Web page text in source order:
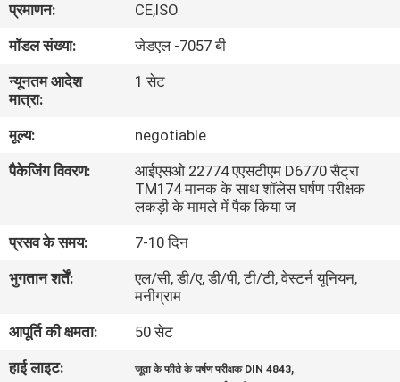
हमारे
बारे
में
कारखाना
भ्रमण
गुणवत्ता
नियंत्रण
संपर्क
करें
प्रमाणन:
CE,ISO
मॉडल संख्या:
जेडएल -7057 बी
न्यूनतम आदेश
मात्रा:
1 सेट
मूल्य:
negotiable
पैकेजिंग विवरण:
आईएसओ 22774 एएसटीएम D6770 सैट्रा
TM174 मानक के साथ शॉलेस घर्षण परीक्षक
लकड़ी के मामले में पैक किया ज
प्रसव के समय:
7-10 दिन
भुगतान शर्तें:
एल/सी, डी/ए, डी/पी, टी/टी, वेस्टर्न यूनियन,
मनीग्राम
आपूर्ति की क्षमता:
50 सेट
हाई लाइट:
जूता के फीते के घर्षण परीक्षक DIN 4843,